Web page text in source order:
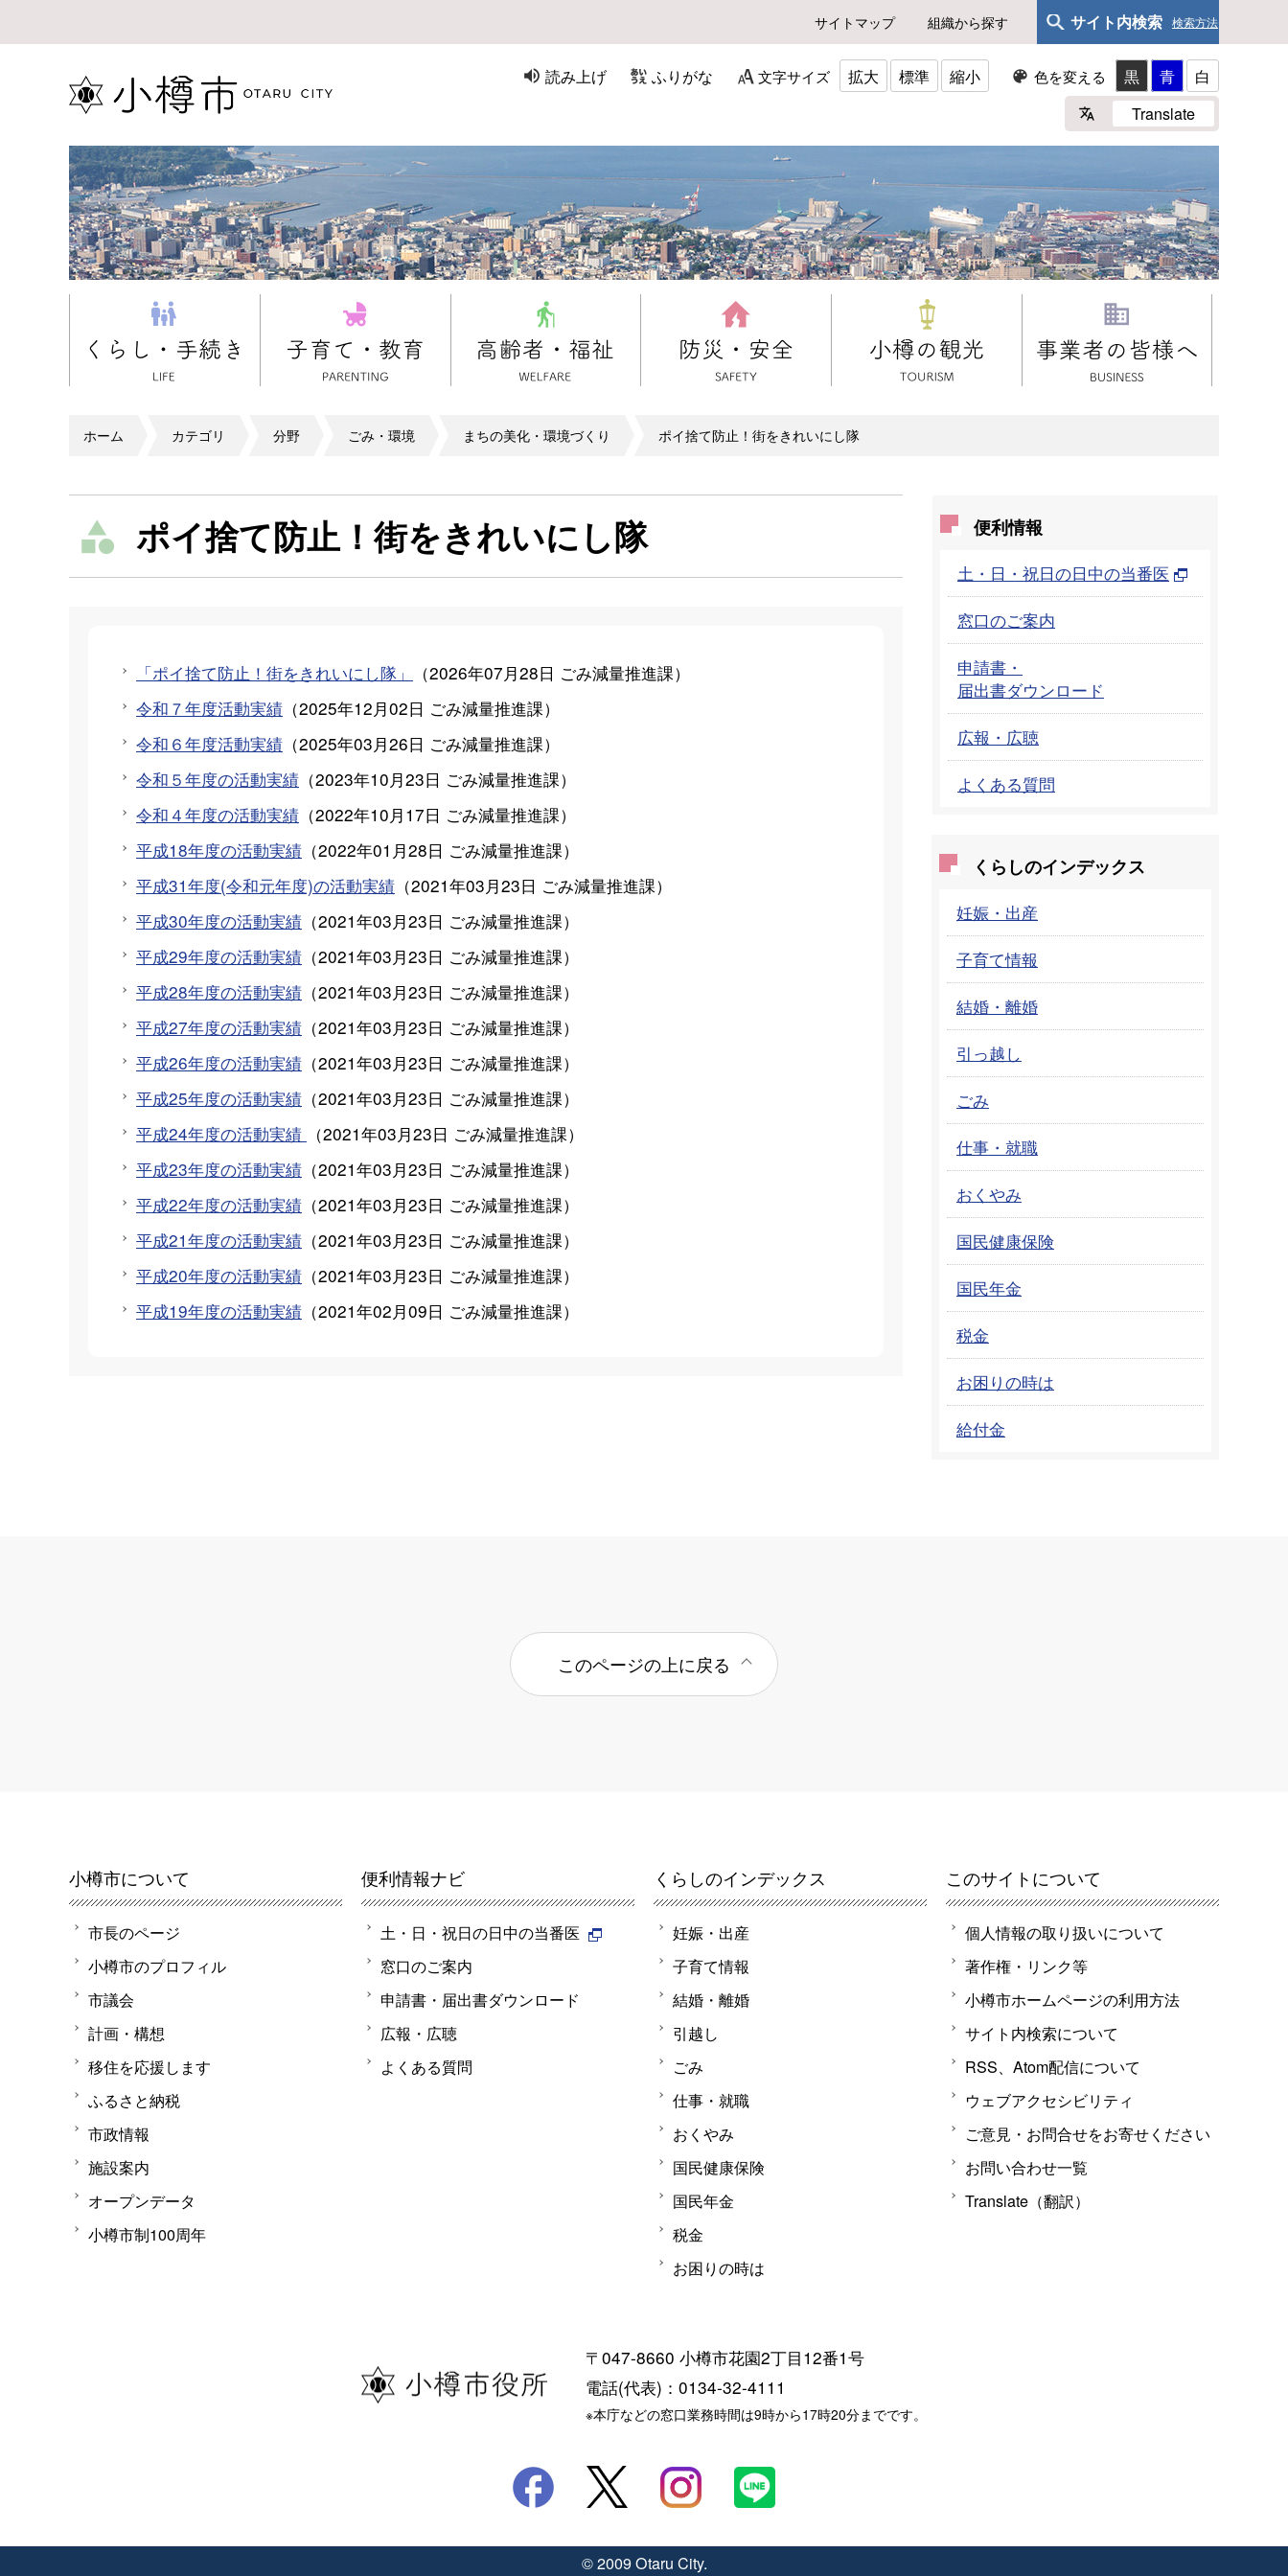
サイトマップ 組織から探す サイト内検索 検索方法
読み上げ ふりがな 文字サイズ 拡大 標準 縮小 色を変える 黒 青
白
Translate
ホーム カテゴリ 分野 ごみ・環境 まちの美化・環境づくり ポイ捨て防止！街をきれいにし隊
ポイ捨て防止！街をきれいにし隊
「ポイ捨て防止！街をきれいにし隊」 （2026年07月28日 ごみ減量推進課）
令和７年度活動実績 （2025年12月02日 ごみ減量推進課）
令和６年度活動実績 （2025年03月26日 ごみ減量推進課）
令和５年度の活動実績 （2023年10月23日 ごみ減量推進課）
令和４年度の活動実績 （2022年10月17日 ごみ減量推進課）
平成18年度の活動実績 （2022年01月28日 ごみ減量推進課）
平成31年度(令和元年度)の活動実績 （2021年03月23日 ごみ減量推進課）
平成30年度の活動実績 （2021年03月23日 ごみ減量推進課）
平成29年度の活動実績 （2021年03月23日 ごみ減量推進課）
平成28年度の活動実績 （2021年03月23日 ごみ減量推進課）
平成27年度の活動実績 （2021年03月23日 ごみ減量推進課）
平成26年度の活動実績 （2021年03月23日 ごみ減量推進課）
平成25年度の活動実績 （2021年03月23日 ごみ減量推進課）
平成24年度の活動実績
（2021年03月23日 ごみ減量推進課）
平成23年度の活動実績 （2021年03月23日 ごみ減量推進課）
平成22年度の活動実績 （2021年03月23日 ごみ減量推進課）
平成21年度の活動実績 （2021年03月23日 ごみ減量推進課）
平成20年度の活動実績 （2021年03月23日 ごみ減量推進課）
平成19年度の活動実績 （2021年02月09日 ごみ減量推進課）
便利情報
土・日・祝日の日中の当番医
窓口のご案内
申請書・
届出書ダウンロード
広報・広聴
よくある質問
くらしのインデックス
妊娠・出産
子育て情報
結婚・離婚
引っ越し
ごみ
仕事・就職
おくやみ
国民健康保険
国民年金
税金
お困りの時は
給付金
このページの上に戻る
小樽市について
市長のページ
小樽市のプロフィル
市議会
計画・構想
移住を応援します
ふるさと納税
市政情報
施設案内
オープンデータ
小樽市制100周年
便利情報ナビ
土・日・祝日の日中の当番医
窓口のご案内
申請書・届出書ダウンロード
広報・広聴
よくある質問
くらしのインデックス
妊娠・出産
子育て情報
結婚・離婚
引越し
ごみ
仕事・就職
おくやみ
国民健康保険
国民年金
税金
お困りの時は
このサイトについて
個人情報の取り扱いについて
著作権・リンク等
小樽市ホームページの利用方法
サイト内検索について
RSS、Atom配信について
ウェブアクセシビリティ
ご意見・お問合せをお寄せください
お問い合わせ一覧
Translate（翻訳）
〒047-8660 小樽市花園2丁目12番1号
電話(代表)：0134-32-4111
※本庁などの窓口業務時間は9時から17時20分までです。
© 2009 Otaru City.